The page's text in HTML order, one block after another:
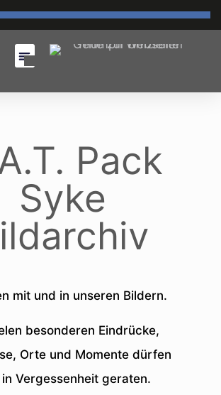
Pack
Syke
mit und in unseren Bildern.
besonderen Eindrücke,
Orte und Momente dürfen
Vergessenheit geraten.